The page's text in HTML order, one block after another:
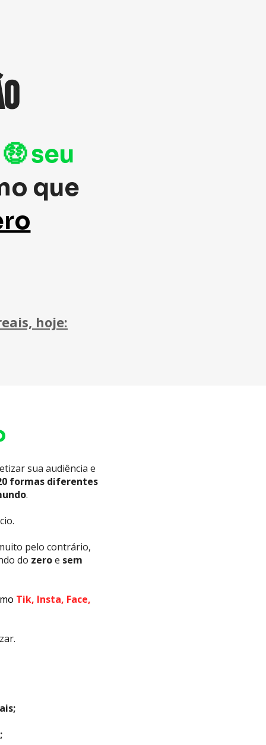
seu
que
hoje:
sua audiência e
formas diferentes
.
pelo contrário,
do zero e sem
Tik, Insta, Face,
;
;